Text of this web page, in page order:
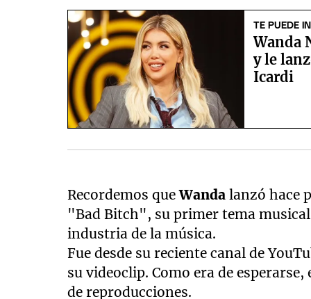
TE PUEDE
Wanda
y le
Icardi
Recordemos queWandalanzó hace
"Bad Bitch", su primer tema
industria de la música.
Fue desde su reciente canal de
su videoclip. Como era de
de reproducciones.